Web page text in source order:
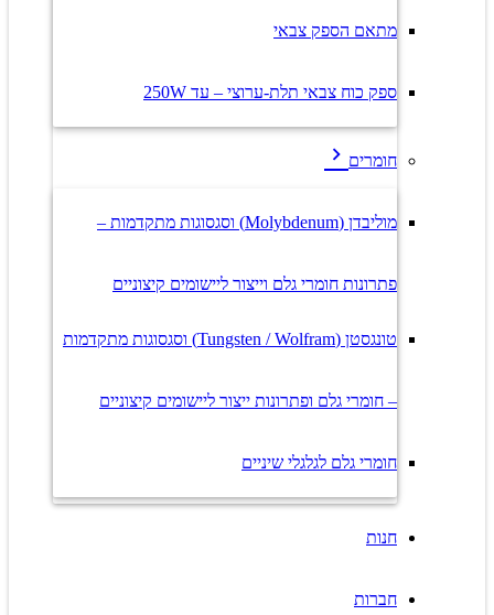
מתאם הספק צבאי
ספק כוח צבאי תלת-ערוצי – עד 250W
חומרים
מוליבדן (Molybdenum) וסגסוגות מתקדמות –
פתרונות חומרי גלם וייצור ליישומים קיצוניים
טונגסטן (Tungsten / Wolfram) וסגסוגות מתקדמות
– חומרי גלם ופתרונות ייצור ליישומים קיצוניים
חומרי גלם לגלגלי שיניים
חנות
חברות